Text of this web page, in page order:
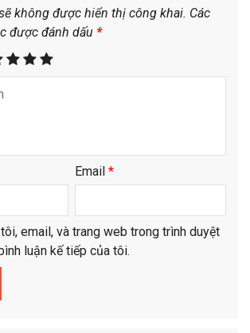
không được hiển thị công khai. Các
được đánh dấu *
Email *
email, và trang web trong trình duyệt
luận kế tiếp của tôi.